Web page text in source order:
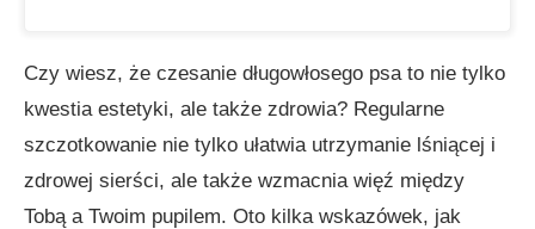
Czy wiesz, że czesanie długowłosego psa to nie tylko
kwestia estetyki, ale także zdrowia? Regularne
szczotkowanie nie tylko ułatwia utrzymanie lśniącej i
zdrowej sierści, ale także wzmacnia więź między
Tobą a Twoim pupilem. Oto kilka wskazówek, jak